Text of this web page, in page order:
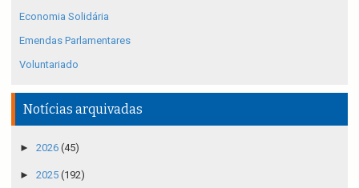
Economia Solidária
Emendas Parlamentares
Voluntariado
Notícias arquivadas
► 2026 (45)
► 2025 (192)